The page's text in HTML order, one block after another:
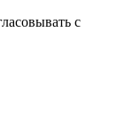
с